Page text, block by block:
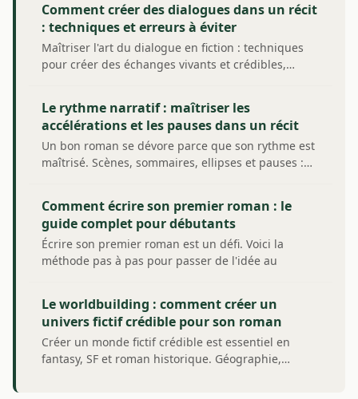
Comment créer des dialogues dans un récit
: techniques et erreurs à éviter
Maîtriser l'art du dialogue en fiction : techniques
pour créer des échanges vivants et crédibles,…
Le rythme narratif : maîtriser les
accélérations et les pauses dans un récit
Un bon roman se dévore parce que son rythme est
maîtrisé. Scènes, sommaires, ellipses et pauses :…
Comment écrire son premier roman : le
guide complet pour débutants
Écrire son premier roman est un défi. Voici la
méthode pas à pas pour passer de l'idée au
Le worldbuilding : comment créer un
univers fictif crédible pour son roman
Créer un monde fictif crédible est essentiel en
fantasy, SF et roman historique. Géographie,…